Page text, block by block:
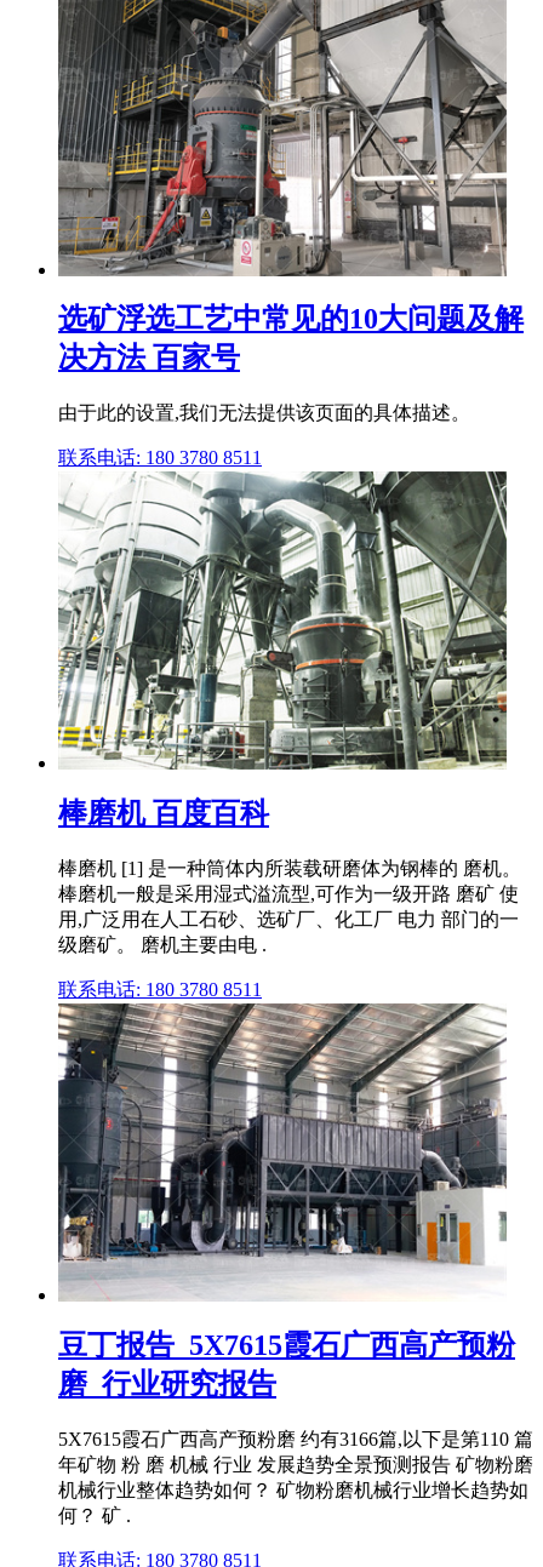
选矿浮选工艺中常见的10大问题及解
决方法 百家号
由于此的设置,我们无法提供该页面的具体描述。
联系电话: 180 3780 8511
棒磨机 百度百科
棒磨机 [1] 是一种筒体内所装载研磨体为钢棒的 磨机。
棒磨机一般是采用湿式溢流型,可作为一级开路 磨矿 使
用,广泛用在人工石砂、选矿厂、化工厂 电力 部门的一
级磨矿。 磨机主要由电 .
联系电话: 180 3780 8511
豆丁报告_5X7615霞石广西高产预粉
磨_行业研究报告
5X7615霞石广西高产预粉磨 约有3166篇,以下是第110 篇
年矿物 粉 磨 机械 行业 发展趋势全景预测报告 矿物粉磨
机械行业整体趋势如何？ 矿物粉磨机械行业增长趋势如
何？ 矿 .
联系电话: 180 3780 8511